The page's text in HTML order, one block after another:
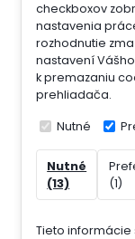
checkboxov
nastavenia
rozhodnutie
nastavení
k premazaniu
prehliadača.
Nutné
Nutné
(13)
(1)
Tieto informácie